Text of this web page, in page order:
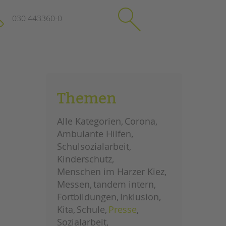
Impressum
Datenschutz
Hinweisgebersystem
Intranet
schließen
030 443360-0
SuchenThemen
Alle Kategorien Corona
Ambulante Hilfen
Schulsozialarbeit
Kinderschutz
Menschen im Harzer Kiez
Messen tandem intern
Fortbildungen Inklusion
Kita Schule Presse
Sozialarbeit